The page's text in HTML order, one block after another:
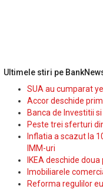
Ultimele stiri pe
SUA au cumparat
Accor deschide
Banca de Investitii
Peste trei sferturi
Inflatia a scazut la
IMM-uri
IKEA deschide
Imobiliarele
Reforma regulilor